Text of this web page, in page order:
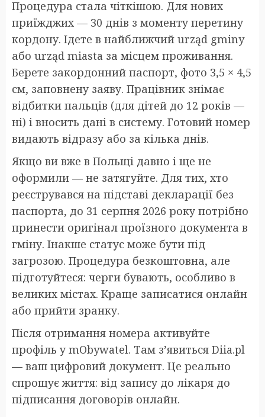
Процедура стала чіткішою. Для нових
приїжджих — 30 днів з моменту перетину
кордону. Ідете в найближчий urząd gminy
або urząd miasta за місцем проживання.
Берете закордонний паспорт, фото 3,5 × 4,5
см, заповнену заяву. Працівник знімає
відбитки пальців (для дітей до 12 років —
ні) і вносить дані в систему. Готовий номер
видають відразу або за кілька днів.
Якщо ви вже в Польщі давно і ще не
оформили — не затягуйте. Для тих, хто
реєструвався на підставі декларації без
паспорта, до 31 серпня 2026 року потрібно
принести оригінал проїзного документа в
гміну. Інакше статус може бути під
загрозою. Процедура безкоштовна, але
підготуйтеся: черги бувають, особливо в
великих містах. Краще записатися онлайн
або прийти зранку.
Після отримання номера активуйте
профіль у mObywatel. Там з’явиться Diia.pl
— ваш цифровий документ. Це реально
спрощує життя: від запису до лікаря до
підписання договорів онлайн.